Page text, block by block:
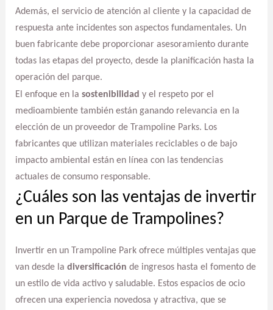
Además, el servicio de atención al cliente y la capacidad de
respuesta ante incidentes son aspectos fundamentales. Un
buen fabricante debe proporcionar asesoramiento durante
todas las etapas del proyecto, desde la planificación hasta la
operación del parque.
El enfoque en la sostenibilidad y el respeto por el
medioambiente también están ganando relevancia en la
elección de un proveedor de Trampoline Parks. Los
fabricantes que utilizan materiales reciclables o de bajo
impacto ambiental están en línea con las tendencias
actuales de consumo responsable.
¿Cuáles son las ventajas de invertir
en un Parque de Trampolines?
Invertir en un Trampoline Park ofrece múltiples ventajas que
van desde la diversificación de ingresos hasta el fomento de
un estilo de vida activo y saludable. Estos espacios de ocio
ofrecen una experiencia novedosa y atractiva, que se